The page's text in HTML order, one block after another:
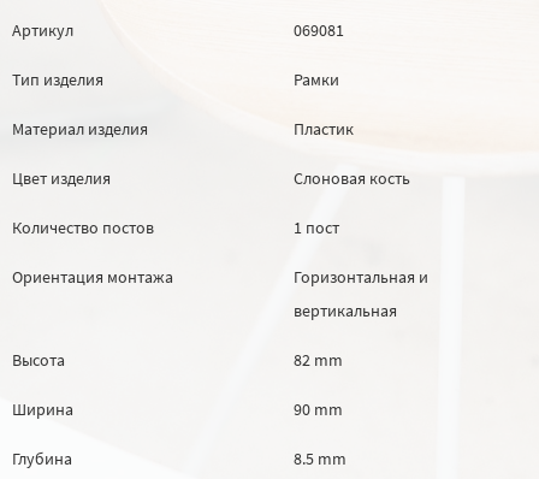
Артикул 069081
Тип изделия Рамки
Материал изделия Пластик
Цвет изделия Слоновая кость
Количество постов 1 пост
Ориентация монтажа
Горизонтальная и
вертикальная
Высота 82 mm
Ширина 90 mm
Глубина 8.5 mm